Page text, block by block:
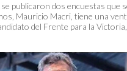
publicaron dos encuestas que
Mauricio Macri, tiene una
del Frente para la